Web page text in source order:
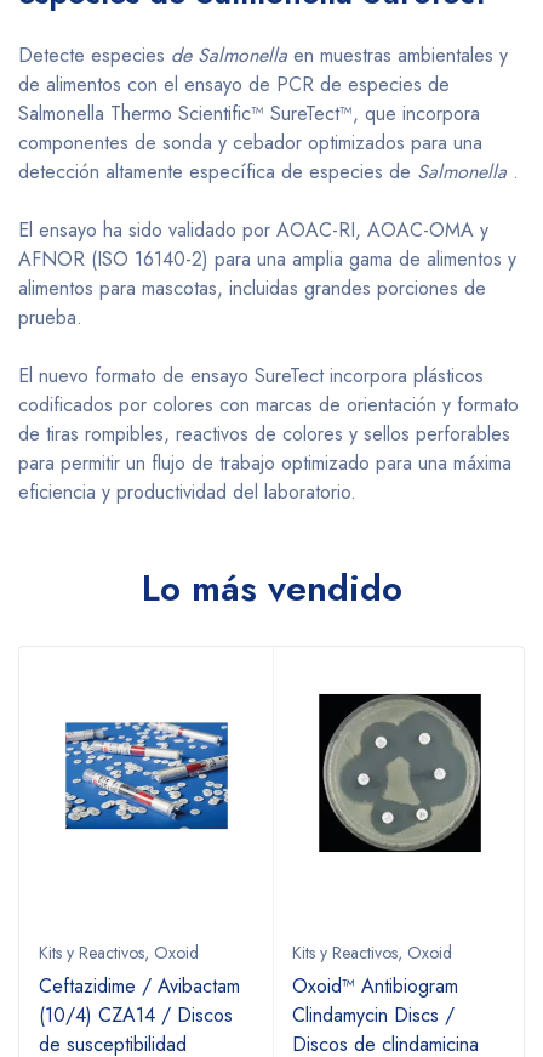
Detecte especies de Salmonella en muestras ambientales y
de alimentos con el ensayo de PCR de especies de
Salmonella Thermo Scientific™ SureTect™, que incorpora
componentes de sonda y cebador optimizados para una
detección altamente específica de especies de Salmonella .
El ensayo ha sido validado por AOAC-RI, AOAC-OMA y
AFNOR (ISO 16140-2) para una amplia gama de alimentos y
alimentos para mascotas, incluidas grandes porciones de
prueba.
El nuevo formato de ensayo SureTect incorpora plásticos
codificados por colores con marcas de orientación y formato
de tiras rompibles, reactivos de colores y sellos perforables
para permitir un flujo de trabajo optimizado para una máxima
eficiencia y productividad del laboratorio.
Lo más vendido
Kits y Reactivos, Oxoid
Ceftazidime / Avibactam
(10/4) CZA14 / Discos
de susceptibilidad
Kits y Reactivos, Oxoid
Oxoid™ Antibiogram
Clindamycin Discs /
Discos de clindamicina